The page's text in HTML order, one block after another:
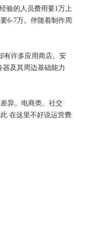
验的人员费用要1万上
6-7万。伴随着制作周
有许多应用商店。安
器及其周边基础能力
异。电商类、社交
在这里不好说运营费